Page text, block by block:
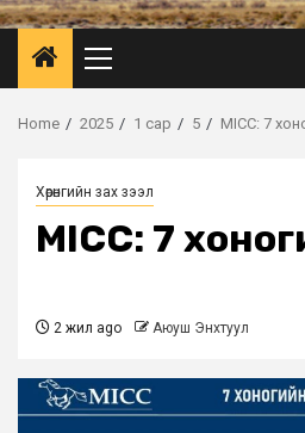
Primary
Menu
Home 2025 1 сар 5 MICC: 7
Хөрөнгийн зах зээл
MICC: 7
2 жил ago Аюуш Энхтуул